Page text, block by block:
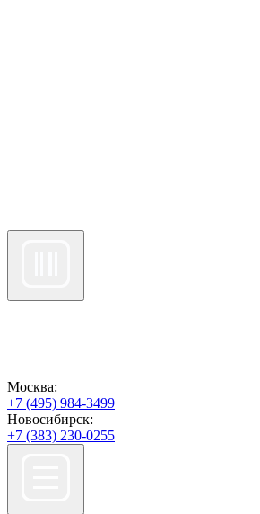
Москва:
+7 (495) 984-3499
Новосибирск:
+7 (383) 230-0255